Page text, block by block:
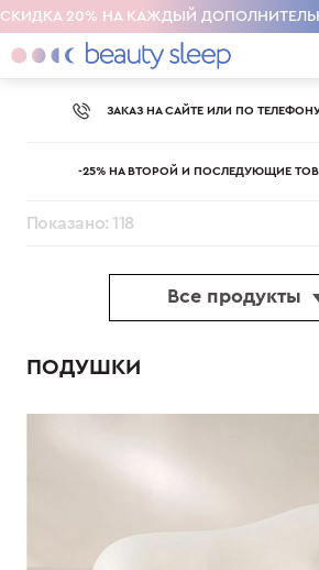
СКИДКА 20% НА КАЖДЫЙ
ЗАКАЗ НА САЙТЕ ИЛИ ПО ТЕЛЕФОНУ
-25% НА ВТОРОЙ И ПОСЛЕДУЮЩИЕ
Показано: 118
Все продукты
ПОДУШКИ